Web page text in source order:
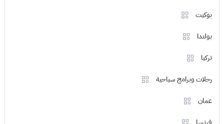
بوكيت
بولندا
تركيا
رحلات وبرامج سياحية
عمان